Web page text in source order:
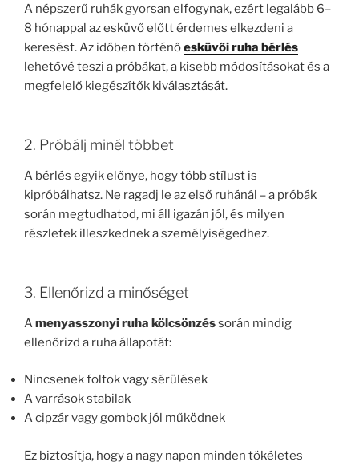
A népszerű ruhák gyorsan elfogynak, ezért legalább 6–
8 hónappal az esküvő előtt érdemes elkezdeni a
keresést. Az időben történőesküvői ruha bérlés
lehetővé teszi a próbákat, a kisebb módosításokat és a
megfelelő kiegészítők kiválasztását.
2. Próbálj minél többet
A bérlés egyik előnye, hogy több stílust is
kipróbálhatsz. Ne ragadj le az első ruhánál – a próbák
során megtudhatod, mi áll igazán jól, és milyen
részletek illeszkednek a személyiségedhez.
3. Ellenőrizd a minőséget
Amenyasszonyi ruha kölcsönzéssorán mindig
ellenőrizd a ruha állapotát:
Nincsenek foltok vagy sérülések
A varrások stabilak
A cipzár vagy gombok jól működnek
Ez biztosítja, hogy a nagy napon minden tökéletes